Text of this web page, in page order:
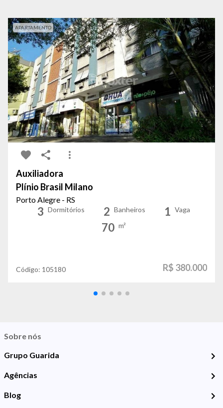
APARTAMENTO
Auxiliadora
Plínio Brasil Milano
Porto Alegre - RS
3 Dormitórios 2 Banheiros 1 Vaga
70 m²
Código: 105180 R$ 380.000
Sobre nós
Grupo Guarida
Agências
Blog